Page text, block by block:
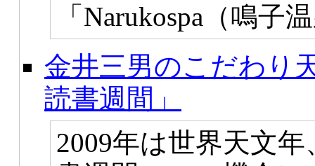
「Narukospa（鳴子
金井三男のこだわり
読書週間」
2009年は世界天文